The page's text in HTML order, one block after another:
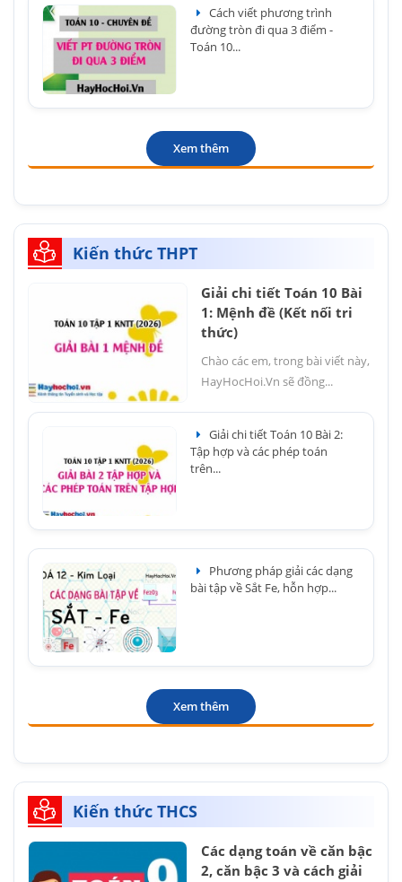
Cách viết phương trình
đường tròn đi qua 3 điểm -
Toán 10...
Xem thêm
Kiến thức THPT
Giải chi tiết Toán 10 Bài
1: Mệnh đề (Kết nối tri
thức)
Chào các em, trong bài viết này,
HayHocHoi.Vn sẽ đồng...
Giải chi tiết Toán 10 Bài 2:
Tập hợp và các phép toán
trên...
Phương pháp giải các dạng
bài tập về Sắt Fe, hỗn hợp...
Xem thêm
Kiến thức THCS
Các dạng toán về căn bậc
2, căn bậc 3 và cách giải